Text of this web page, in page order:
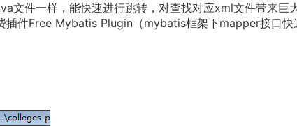
文件一样，能快速进行跳转，对查找对应xml文件带来巨
插件Free Mybatis Plugin（mybatis框架下mapper接口快